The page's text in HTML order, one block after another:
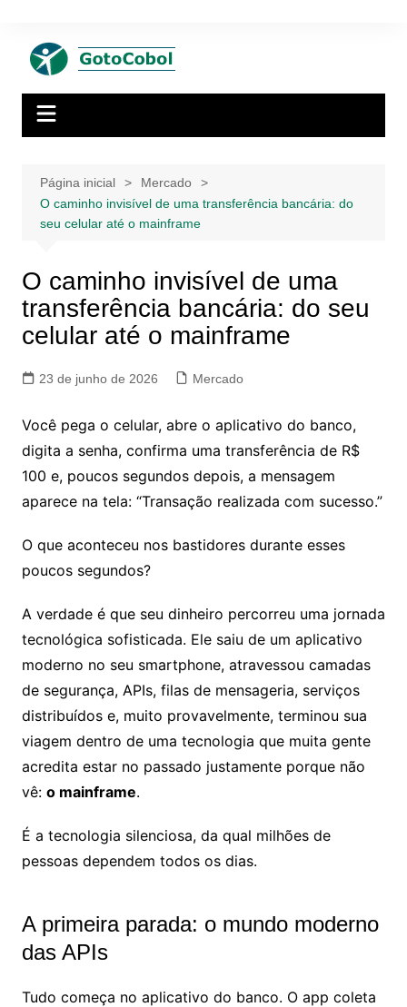
conteúdo
Página inicial
Mercado
O caminho invisível de uma transferência bancária: do
seu celular até o mainframe
O caminho invisível de uma
transferência bancária: do seu
celular até o mainframe
23 de junho de 2026 Mercado
Você pega o celular, abre o aplicativo do banco,
digita a senha, confirma uma transferência de R$
100 e, poucos segundos depois, a mensagem
aparece na tela: “Transação realizada com sucesso.”
O que aconteceu nos bastidores durante esses
poucos segundos?
A verdade é que seu dinheiro percorreu uma jornada
tecnológica sofisticada. Ele saiu de um aplicativo
moderno no seu smartphone, atravessou camadas
de segurança, APIs, filas de mensageria, serviços
distribuídos e, muito provavelmente, terminou sua
viagem dentro de uma tecnologia que muita gente
acredita estar no passado justamente porque não
vê: o mainframe.
É a tecnologia silenciosa, da qual milhões de
pessoas dependem todos os dias.
A primeira parada: o mundo moderno
das APIs
Tudo começa no aplicativo do banco. O app coleta